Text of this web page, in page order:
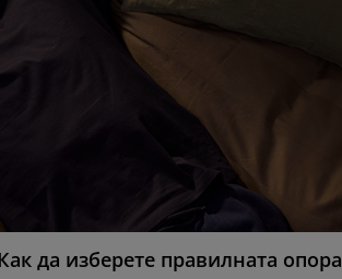
да изберете правилната опора